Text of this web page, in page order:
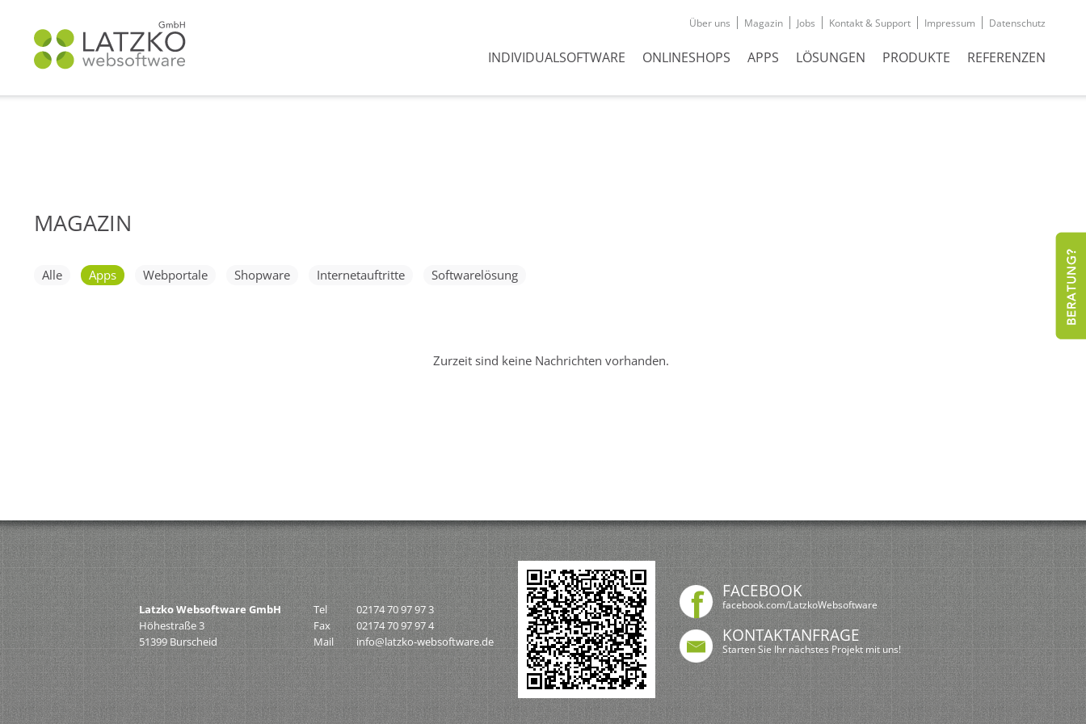
Über uns Magazin Jobs Kontakt & Support Impressum Datenschutz
Navigation
überspringen
INDIVIDUALSOFTWARE ONLINESHOPS APPS LÖSUNGEN PRODUKTE REFERENZEN
MAGAZIN
überspringen
Alle Apps Webportale Shopware Internetauftritte Softwarelösung
Zurzeit sind keine Nachrichten vorhanden.
Latzko Websoftware GmbH
Höhestraße 3
51399 Burscheid
Tel
02174 70 97 97 3
Fax
02174 70 97 97 4
Mail
info@latzko-websoftware.de
FACEBOOK
facebook.com/LatzkoWebsoftware
KONTAKTANFRAGE
Starten Sie Ihr nächstes Projekt mit uns!